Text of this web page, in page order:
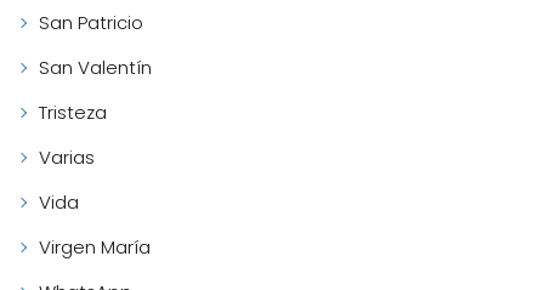
San Patricio
San Valentín
Tristeza
Varias
Vida
Virgen María